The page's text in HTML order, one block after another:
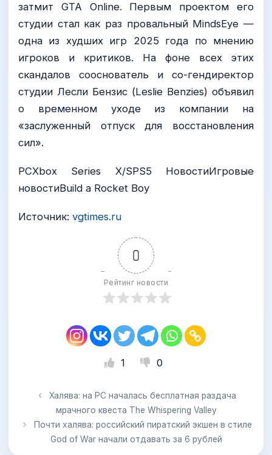
затмит GTA Online. Первым проектом его
студии стал как раз провальный MindsEye —
одна из худших игр 2025 года по мнению
игроков и критиков. На фоне всех этих
скандалов сооснователь и со-гендиректор
студии Лесли Бензис (Leslie Benzies) объявил
о временном уходе из компании на
«заслуженный отпуск для восстановления
сил».
PCXbox Series X/SPS5 НовостиИгровые
новостиBuild a Rocket Boy
Источник: vgtimes.ru
0
Рейтинг новости
1 0
Халява: на PC началась бесплатная раздача
мрачного квеста The Whispering Valley
Почти халява: российский пиратский экшен в стиле
God of War начали отдавать за 6 рублей